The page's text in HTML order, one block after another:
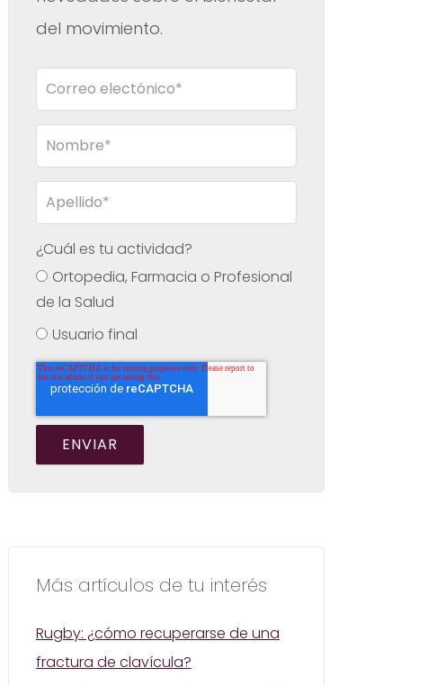
del movimiento.
¿Cuál es tu actividad?
Ortopedia, Farmacia o Profesional
de la Salud
Usuario final
Más artículos de tu interés
Rugby: ¿cómo recuperarse de una
fractura de clavícula?